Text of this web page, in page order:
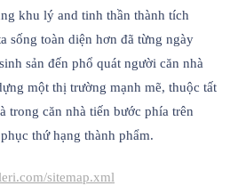
khu lý and tinh thần thành tích
sống toàn diện hơn đã từng ngày
sản đến phổ quát người căn nhà
một thị trường mạnh mẽ, thuộc tất
trong căn nhà tiến bước phía trên
thứ hạng thành phẩm.
sitemap.xml